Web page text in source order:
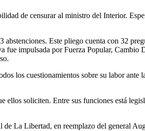
de censurar al ministro del Interior.
Este pliego cuenta con 32
fue impulsada por Fuerza Popular, Cambio
los cuestionamientos sobre su labor ante
soliciten. Entre sus funciones está
La Libertad, en reemplazo del general